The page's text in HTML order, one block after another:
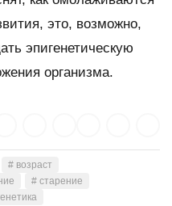
это, возможно,
эпигенетическую
организма.
# возраст
# старение